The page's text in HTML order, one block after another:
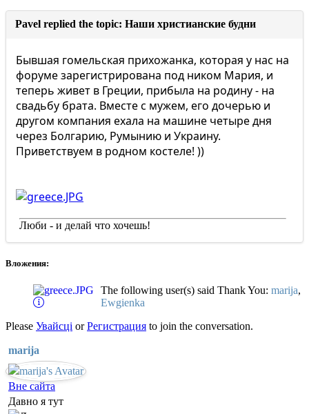
Pavel replied the topic: Наши христианские будни
Бывшая гомельская прихожанка, которая у нас на
форуме зарегистрирована под ником Мария, и
теперь живет в Греции, прибыла на родину - на
свадьбу брата. Вместе с мужем, его дочерью и
другом компания ехала на машине четыре дня
через Болгарию, Румынию и Украину.
Приветствуем в родном костеле! ))
Люби - и делай что хочешь!
Вложения:
The following user(s) said Thank You: marija,
Ewgienka
Please Увайсці orРегистрация to join the conversation.
marija
Вне сайта
Давно я тут